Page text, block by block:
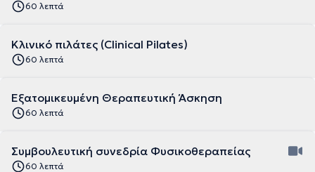
60 λεπτά
Κλινικό πιλάτες (Clinical Pilates)
60 λεπτά
Εξατομικευμένη Θεραπευτική Άσκηση
60 λεπτά
Συμβουλευτική συνεδρία Φυσικοθεραπείας
60 λεπτά